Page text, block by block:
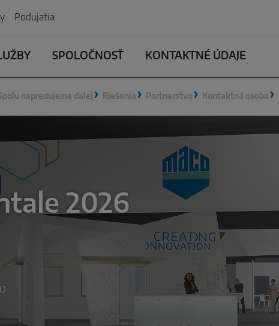
Podujatia
SPOLOČNOSŤ KONTAKTNÉ ÚDAJE
napredujeme ďalej Riešenia Partnerstvo Kontaktná osoba
2026